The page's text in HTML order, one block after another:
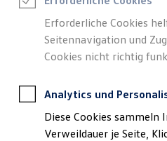
Leasing
Erforderliche Cookies
Seitennavigation und
Cookies nicht richtig
Analytics und
Diese Cookies
Verweildauer je Seite,